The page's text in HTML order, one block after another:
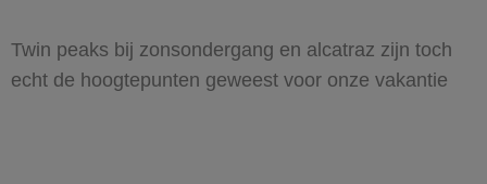
Twin peaks bij zonsondergang en alcatraz zijn toch
echt de hoogtepunten geweest voor onze vakantie